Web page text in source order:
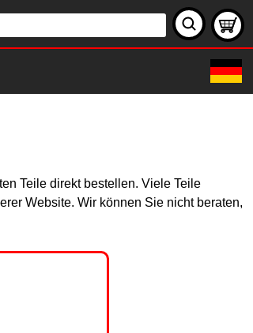
Teile direkt bestellen. Viele Teile
Website. Wir können Sie nicht beraten,